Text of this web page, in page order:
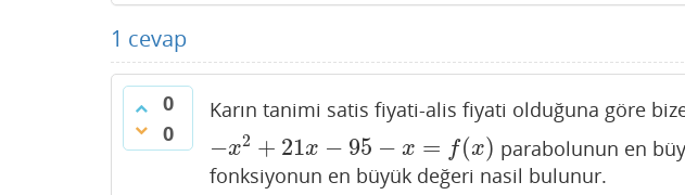
1 cevap
0
0
Karın tanimi satis fiyati-alis fiyati olduğuna göre
−x2 + 21x − 95 − x = f(x)
−x2+ 21x−95− x= f(x)
parabolunun en
fonksiyonun en büyük değeri nasil bulunur.